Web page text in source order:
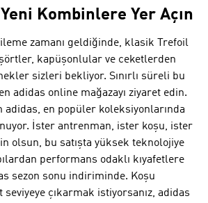
Yeni Kombinlere Yer Açın
zamanı geldiğinde, klasik Trefoil
kapüşonlular ve ceketlerden
sizleri bekliyor. Sınırlı süreli bu
adidas online mağazayı ziyaret edin.
adidas, en popüler koleksiyonlarında
İster antrenman, ister koşu, ister
olsun, bu satışta yüksek teknolojiye
performans odaklı kıyafetlere
sezon sonu indiriminde. Koşu
çıkarmak istiyorsanız, adidas